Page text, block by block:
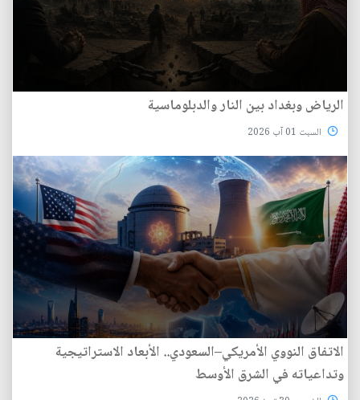
الرياض وبغداد بين النار والدبلوماسية
السبت 01 آب 2026
الاتفاق النووي الأمريكي–السعودي.. الأبعاد الاستراتيجية
وتداعياته في الشرق الأوسط